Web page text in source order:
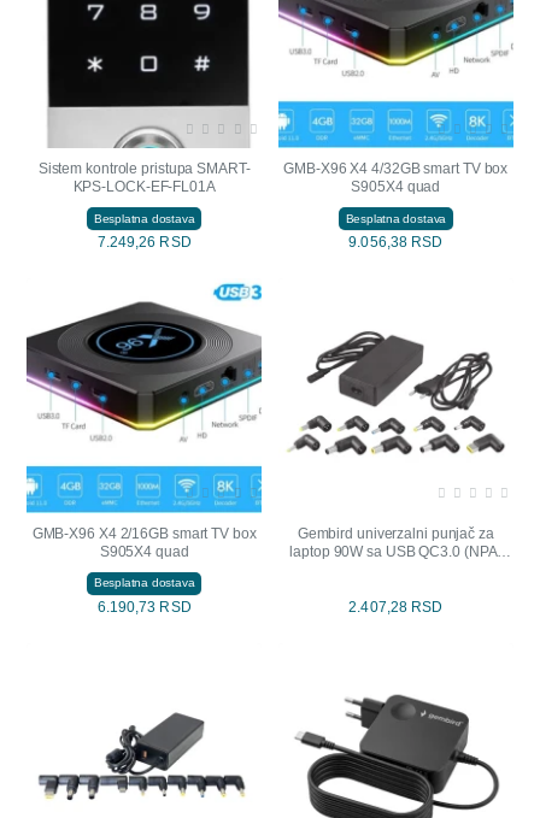
Sistem kontrole pristupa SMART-
KPS-LOCK-EF-FL01A
Besplatna dostava
7.249,26 RSD
GMB-X96 X4 4/32GB smart TV box
S905X4 quad
Besplatna dostava
9.056,38 RSD
GMB-X96 X4 2/16GB smart TV box
S905X4 quad
Besplatna dostava
6.190,73 RSD
Gembird univerzalni punjač za
laptop 90W sa USB QC3.0 (NPA-
2.407,28 RSD